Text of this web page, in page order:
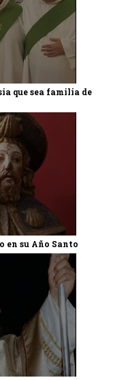
que sea familia de
en su Año Santo